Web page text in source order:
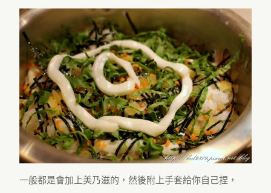
一般都是會加上美乃滋的，然後附上手套給你自己捏，